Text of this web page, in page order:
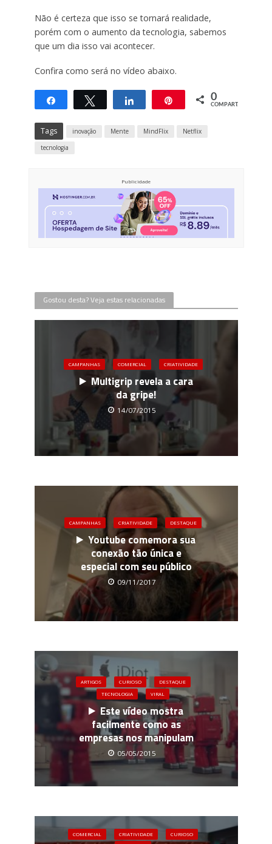
Não é certeza que isso se tornará realidade,
porém com o aumento da tecnologia, sabemos
que um dia isso vai acontecer.
Confira como será no vídeo abaixo.
CompartilharTwittar Compartilhar 0
COMPART.
Tags inovação Mente MindFlix
Netflix
tecnologia
Publicidade
Gostou desta? Veja estas relacionadas
CAMPANHAS COMERCIAL CRIATIVIDADE
Multigrip revela a cara
da gripe!
14/07/2015
CAMPANHAS CRIATIVIDADE DESTAQUE
Youtube comemora sua
conexão tão única e
especial com seu público
09/11/2017
ARTIGOS CURIOSO
DESTAQUE
TECNOLOGIA
VIRAL
Este vídeo mostra
facilmente como as
empresas nos manipulam
05/05/2015
COMERCIAL CRIATIVIDADE
CURIOSO